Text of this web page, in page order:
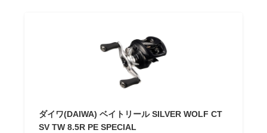
ダイワ(DAIWA) ベイトリール SILVER WOLF CT
SV TW 8.5R PE SPECIAL